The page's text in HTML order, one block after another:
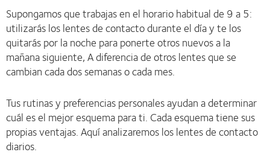
Supongamos que trabajas en el horario habitual de 9 a 5:
utilizarás los lentes de contacto durante el día y te los
quitarás por la noche para ponerte otros nuevos a la
mañana siguiente, A diferencia de otros lentes que se
cambian cada dos semanas o cada mes.
Tus rutinas y preferencias personales ayudan a determinar
cuál es el mejor esquema para ti. Cada esquema tiene sus
propias ventajas. Aquí analizaremos los lentes de contacto
diarios.